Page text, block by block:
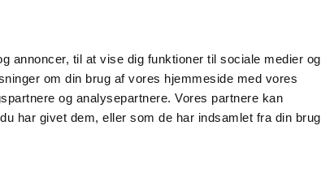
annoncer, til at vise dig funktioner til sociale medier og
om din brug af vores hjemmeside med vores
og analysepartnere. Vores partnere kan
har givet dem, eller som de har indsamlet fra din brug